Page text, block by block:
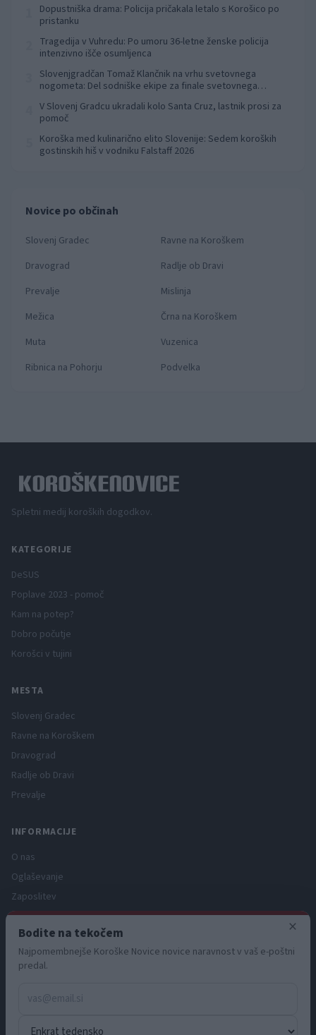
Dopustniška drama: Policija pričakala letalo s Korošico po
pristanku
Tragedija v Vuhredu: Po umoru 36-letne ženske policija
intenzivno išče osumljenca
Slovenjgradčan Tomaž Klančnik na vrhu svetovnega
nogometa: Del sodniške ekipe za finale svetovnega
V Slovenj Gradcu ukradali kolo Santa Cruz, lastnik prosi za
pomoč
Koroška med kulinarično elito Slovenije: Sedem koroških
gostinskih hiš v vodniku Falstaff 2026
Novice po občinah
Slovenj Gradec
Ravne na Koroškem
Dravograd
Radlje ob Dravi
Prevalje
Mislinja
Mežica
Črna na Koroškem
Muta
Vuzenica
Ribnica na Pohorju
Podvelka
Spletni medij koroških dogodkov.
KATEGORIJE
DeSUS
Poplave 2023 - pomoč
Kam na potep?
Dobro počutje
Korošci v tujini
MESTA
Slovenj Gradec
Ravne na Koroškem
Dravograd
Radlje ob Dravi
Prevalje
INFORMACIJE
O nas
Oglaševanje
Zaposlitev
Pravno obvestilo
Zasebnost in piškotki
Storitve
Pogoji uporabe
×
Bodite na tekočem
Najpomembnejše Koroške Novice novice naravnost v vaš e-poštni
predal.